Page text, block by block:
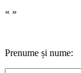
« »
Prenume și nume: